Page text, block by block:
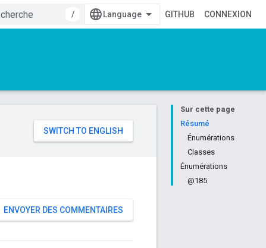
/
GITHUB CONNEXION
Sur cette page
Résumé
Énumérations
Classes
Énumérations
@185
ENVOYER DES COMMENTAIRES